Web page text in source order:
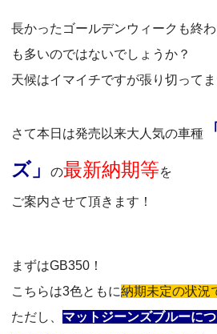
長かったゴールデンウィークも終
も多いのではないでしょうか？
天候はイマイチですが張り切って
さて本日は発売以来大人気の車種
ズ」
の最新納期等を
ご案内させて頂きます！
まずはGB350！
こちらは3色ともに納期未定の状況
ただし、 マットジーンズブルーに